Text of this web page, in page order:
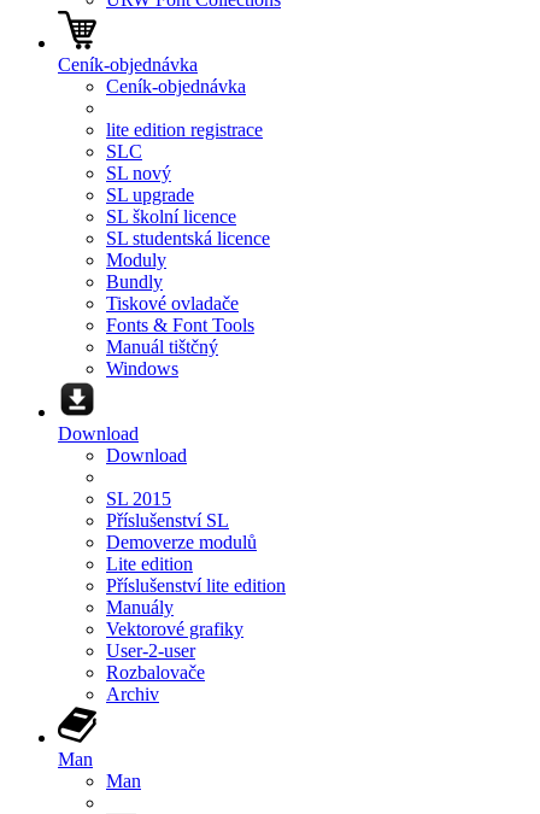
Ceník-objednávka
Ceník-objednávka
lite edition registrace
SLC
SL nový
SL upgrade
SL školní licence
SL studentská licence
Moduly
Bundly
Tiskové ovladače
Fonts & Font Tools
Manuál tištčný
Windows
Download
Download
SL 2015
Příslušenství SL
Demoverze modulů
Lite edition
Příslušenství lite edition
Manuály
Vektorové grafiky
User-2-user
Rozbalovače
Archiv
Man
Man